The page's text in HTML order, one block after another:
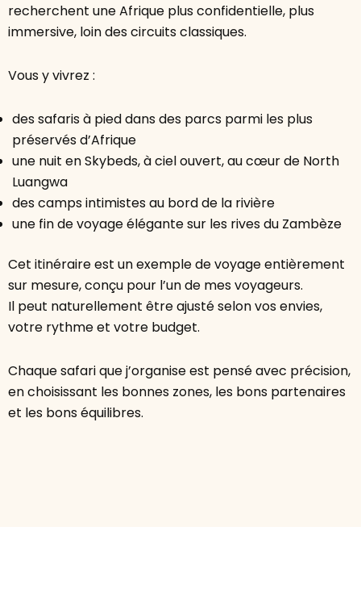
recherchent une Afrique plus confidentielle, plus
immersive, loin des circuits classiques.
Vous y vivrez :
des safaris à pied dans des parcs parmi les plus
préservés d’Afrique
une nuit en Skybeds, à ciel ouvert, au cœur de North
Luangwa
des camps intimistes au bord de la rivière
une fin de voyage élégante sur les rives du Zambèze
Cet itinéraire est un exemple de voyage entièrement
sur mesure, conçu pour l’un de mes voyageurs.
Il peut naturellement être ajusté selon vos envies,
votre rythme et votre budget.
Chaque safari que j’organise est pensé avec précision,
en choisissant les bonnes zones, les bons partenaires
et les bons équilibres.